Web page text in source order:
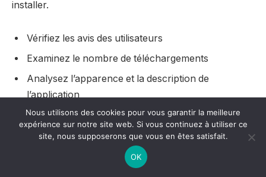
installer.
Vérifiez les avis des utilisateurs
Examinez le nombre de téléchargements
Analysez l’apparence et la description de
l’application
Assurez-vous que le développeur est reconnu
Les applications, même sur des plateformes
sécurisées, peuvent être utilisées pour accéder à des
Nous utilisons des cookies pour vous garantir la meilleure
expérience sur notre site web. Si vous continuez à utiliser ce
site, nous supposerons que vous en êtes satisfait.
OK